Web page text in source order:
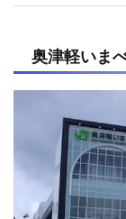
奥津軽いま